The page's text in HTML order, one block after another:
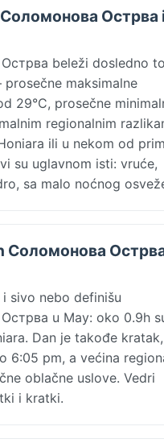
Острва
beleži dosledno
maksimalne
29°C, prosečne
regionalnim
ili u nekom od
su uglavnom isti: vruće,
sa malo noćnog
Соломонова
sivo nebo definišu
u May: oko 0.9h
Dan je takođe
6:05 pm, a većina
oblačne uslove. Vedri
i kratki.